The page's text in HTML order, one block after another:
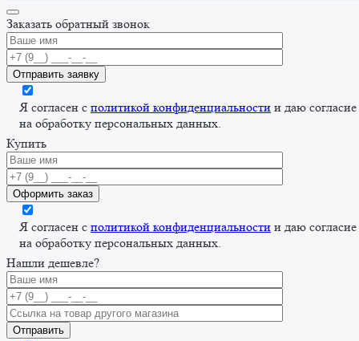
Заказать обратный звонок
Я согласен с политикой конфиденциальности и даю согласие
на обработку персональных данных.
Купить
Я согласен с политикой конфиденциальности и даю согласие
на обработку персональных данных.
Нашли дешевле?